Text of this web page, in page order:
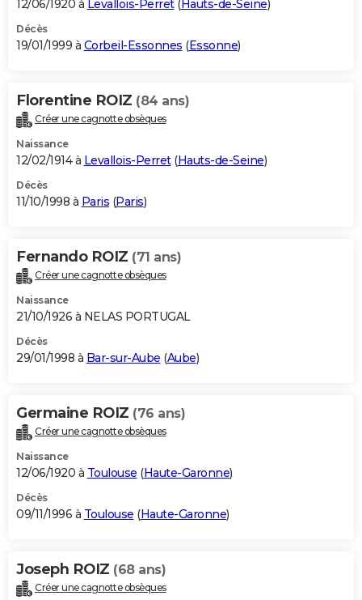
12/06/1920 à Levallois-Perret( Hauts-de-Seine)
Décès
19/01/1999 à Corbeil-Essonnes (Essonne)
Florentine ROIZ (84 ans)
Créer une cagnotte obsèques
Naissance
12/02/1914 à Levallois-Perret(Hauts-de-Seine)
Décès
11/10/1998 à Paris (Paris)
Fernando ROIZ (71 ans)
Créer une cagnotte obsèques
Naissance
21/10/1926 à NELAS PORTUGAL
Décès
29/01/1998 à Bar-sur-Aube (Aube)
Germaine ROIZ (76 ans)
Créer une cagnotte obsèques
Naissance
12/06/1920 à Toulouse (Haute-Garonne)
Décès
09/11/1996 à Toulouse (Haute-Garonne)
Joseph ROIZ (68 ans)
Créer une cagnotte obsèques